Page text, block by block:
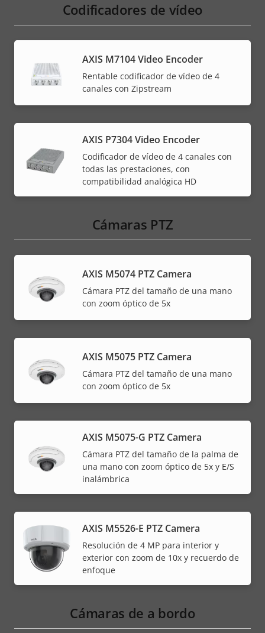
Codificadores de vídeo
AXIS M7104 Video Encoder
Rentable codificador de vídeo de 4
canales con Zipstream
AXIS P7304 Video Encoder
Codificador de vídeo de 4 canales con
todas las prestaciones, con
compatibilidad analógica HD
Cámaras PTZ
AXIS M5074 PTZ Camera
Cámara PTZ del tamaño de una mano
con zoom óptico de 5x
AXIS M5075 PTZ Camera
Cámara PTZ del tamaño de una mano
con zoom óptico de 5x
AXIS M5075-G PTZ Camera
Cámara PTZ del tamaño de la palma de
una mano con zoom óptico de 5x y E/S
inalámbrica
AXIS M5526-E PTZ Camera
Resolución de 4 MP para interior y
exterior con zoom de 10x y recuerdo de
enfoque
Cámaras de a bordo